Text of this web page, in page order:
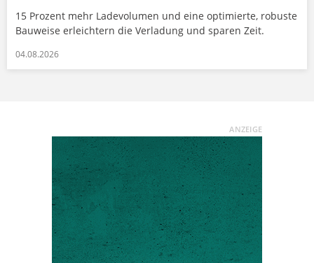
15 Prozent mehr Ladevolumen und eine optimierte, robuste
Bauweise erleichtern die Verladung und sparen Zeit.
04.08.2026
ANZEIGE